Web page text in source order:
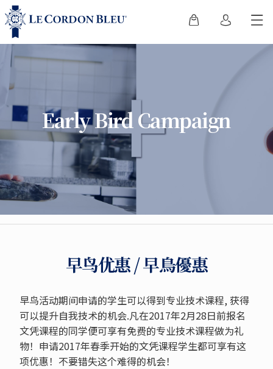
Early Bird Campaign
早鸟优惠 / 早鳥優惠
早鸟活动期间申请的学生可以得到专业技术课程, 获得
可以提升自我技术的机会.凡在2017年2月28日前报名
文凭课程的同学便可享有免费的专业技术课程做为礼
物！申请2017年春季开始的文凭课程学生都可享有这
项优惠！不要错失这个难得的机会！